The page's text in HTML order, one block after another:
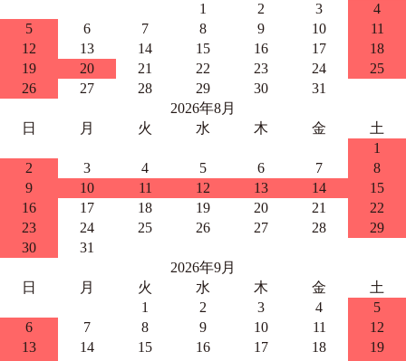
1
2 3
4
5
6 7 8 9 10
11
12
13 14 15 16 17
18
19
20 21 22 23 24
25
26
27 28 29 30
31
2026年8月
日
月 火 水 木 金
土
1
2
3 4 5 6 7
8
9
10 11 12 13 14
15
16
17 18 19 20 21
22
23
24 25 26 27 28
29
30
31
2026年9月
日
月 火 水 木 金
土
1
2 3 4
5
6
7 8 9 10 11
12
13
14 15 16 17 18
19